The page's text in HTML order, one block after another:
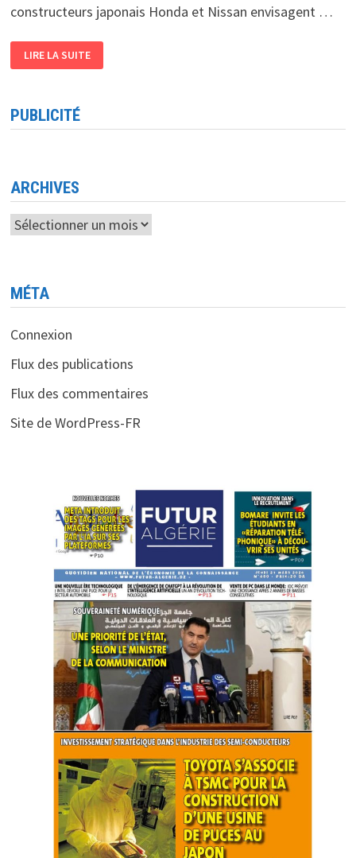
constructeurs japonais Honda et Nissan envisagent …
DE
FOXCONN
ET
NISSAN
DE
FUSION
LIRE LA SUITE
PUBLICITÉ
ARCHIVES
Archives
MÉTA
Connexion
Flux des publications
Flux des commentaires
Site de WordPress-FR